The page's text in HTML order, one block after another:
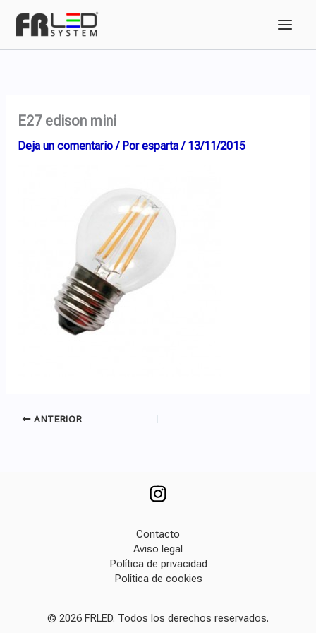
contenido
E27 edison mini
Deja un comentario / Poresparta/ 13/11/2015
ANTERIOR
Contacto
Aviso legal
Política de privacidad
Política de cookies
© 2026 FRLED. Todos los derechos reservados.